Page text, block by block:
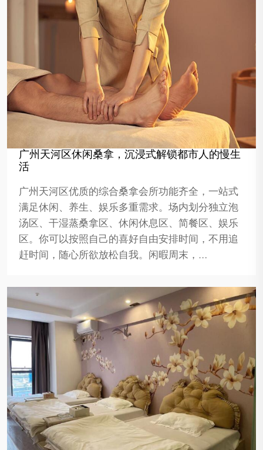
广州天河区休闲桑拿，沉浸式解锁都市人的慢生
活
广州天河区优质的综合桑拿会所功能齐全，一站式
满足休闲、养生、娱乐多重需求。场内划分独立泡
汤区、干湿蒸桑拿区、休闲休息区、简餐区、娱乐
区。你可以按照自己的喜好自由安排时间，不用追
赶时间，随心所欲放松自我。闲暇周末，…